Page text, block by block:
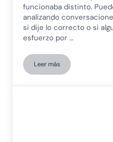
funcionaba distinto.
analizando
si dije lo correcto o si
esfuerzo por …
Leer másDiagnóstico tardío de